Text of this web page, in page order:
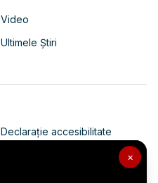
×
Video
Ultimele Știri
Declarație accesibilitate
Politica de confidențialitate